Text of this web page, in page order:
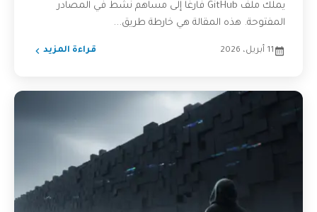
يملك ملف GitHub فارغًا إلى مساهم نشط في المصادر
المفتوحة. هذه المقالة هي خارطة طريق...
11 أبريل، 2026 قراءة المزيد